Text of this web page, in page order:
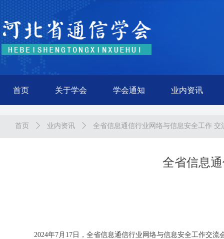
首页 关于学会 学会通知 业内资讯
全省信息
首页 ꄲ 业内资讯 ꄲ 全省信息通信行业网络与信息安全工作 交
2024年7月17日，全省信息通信行业网络与信息安全工作交